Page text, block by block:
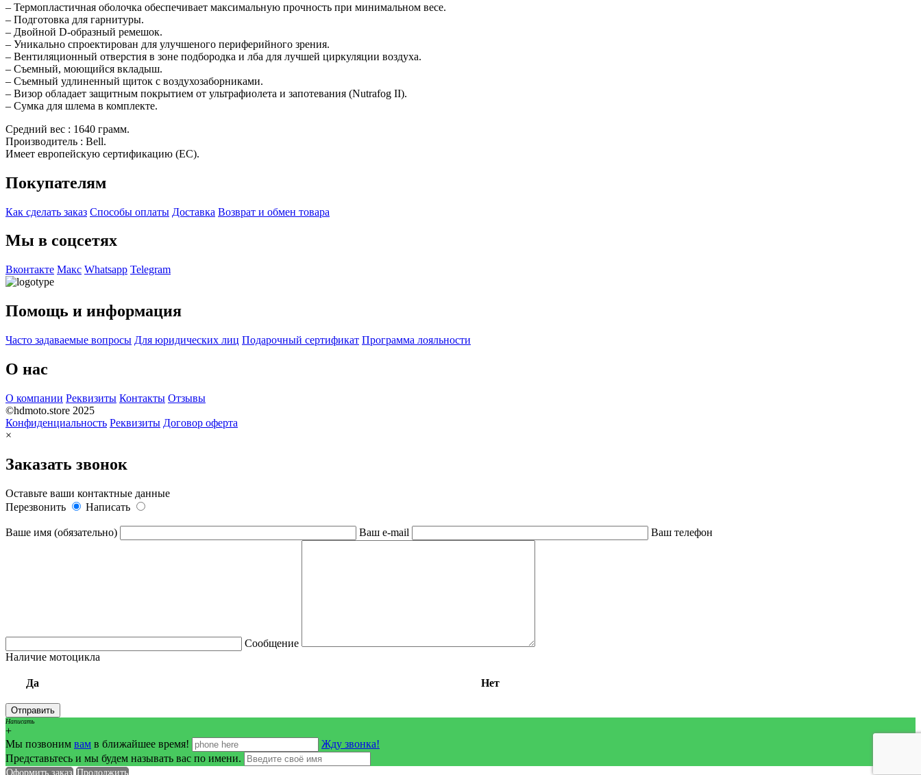
– Термопластичная оболочка обеспечивает максимальную прочность при минимальном весе.
– Подготовка для гарнитуры.
– Двойной D-образный ремешок.
– Уникально спроектирован для улучшеного периферийного зрения.
– Вентиляционный отверстия в зоне подбородка и лба для лучшей циркуляции воздуха.
– Cъемный, моющийся вкладыш.
– Съемный удлиненный щиток с воздухозаборниками.
– Визор обладает защитным покрытием от ультрафиолета и запотевания (Nutrafog II).
– Сумка для шлема в комплекте.
Средний вес : 1640 грамм.
Производитель : Bell.
Имеет европейскую сертификацию (EC).
Покупателям
Как сделать заказ Способы оплаты Доставка Возврат и обмен товара
Мы в соцсетях
Вконтакте Макс Whatsapp Telegram
Помощь и информация
Часто задаваемые вопросы Для юридических лиц Подарочный сертификат Программа лояльности
О нас
О компании Реквизиты Контакты Отзывы
©hdmoto.store 2025
Конфиденциальность Реквизиты Договор оферта
×
Заказать звонок
Оставьте ваши контактные данные
Перезвонить
Написать
Ваше имя (обязательно) Ваш e-mail Ваш телефон
Сообщение
Наличие мотоцикла
Да Нет
Написать
+
Мы позвоним вам в ближайшее время!
Жду звонка!
Представьтесь и мы будем называть вас по имени.
Оформить заказ Продолжить